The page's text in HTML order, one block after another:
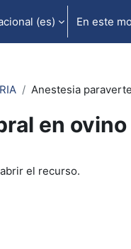
‎(es)‎ En este
Anestesia
en ovino
el recurso.